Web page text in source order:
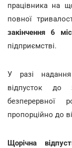
працівника на
повної
закінчення 6
підприємстві.
У разі надання
відпусток до
безперервної
пропорційно до
Щорічна